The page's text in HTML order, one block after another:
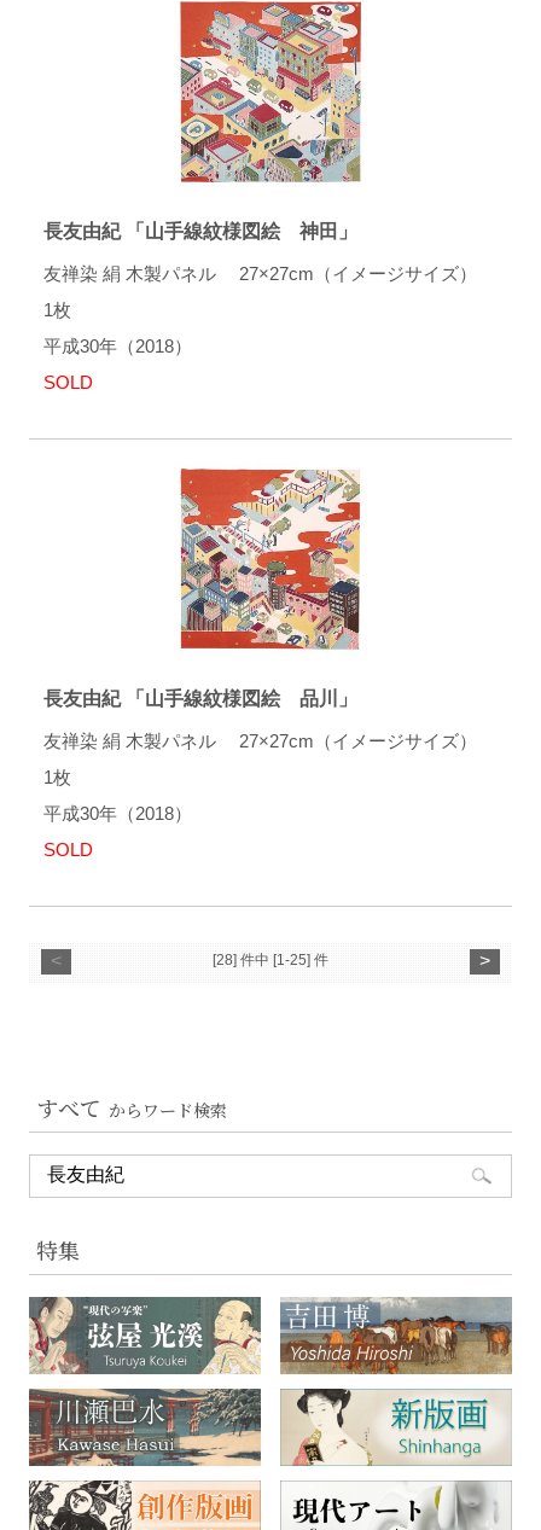
長友由紀 「山手線紋様図絵 神田」
友禅染 絹 木製パネル 27×27cm（イメージサイズ）
1枚
平成30年（2018）
SOLD
長友由紀 「山手線紋様図絵 品川」
友禅染 絹 木製パネル 27×27cm（イメージサイズ）
1枚
平成30年（2018）
SOLD
[28] 件中 [1-25] 件
< >
すべて からワード検索
特集